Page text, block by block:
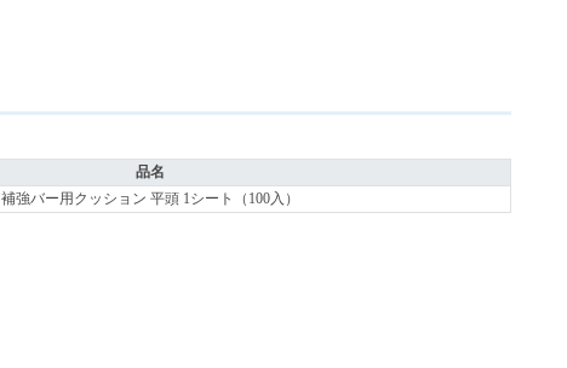
品名
補強バー用クッション 平頭 1シート（100入）